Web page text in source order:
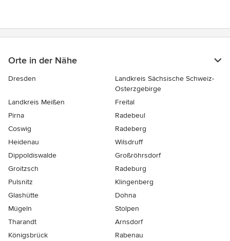
Orte in der Nähe
Dresden
Landkreis Sächsische Schweiz-
Osterzgebirge
Landkreis Meißen
Freital
Pirna
Radebeul
Coswig
Radeberg
Heidenau
Wilsdruff
Dippoldiswalde
Großröhrsdorf
Groitzsch
Radeburg
Pulsnitz
Klingenberg
Glashütte
Dohna
Mügeln
Stolpen
Tharandt
Arnsdorf
Königsbrück
Rabenau